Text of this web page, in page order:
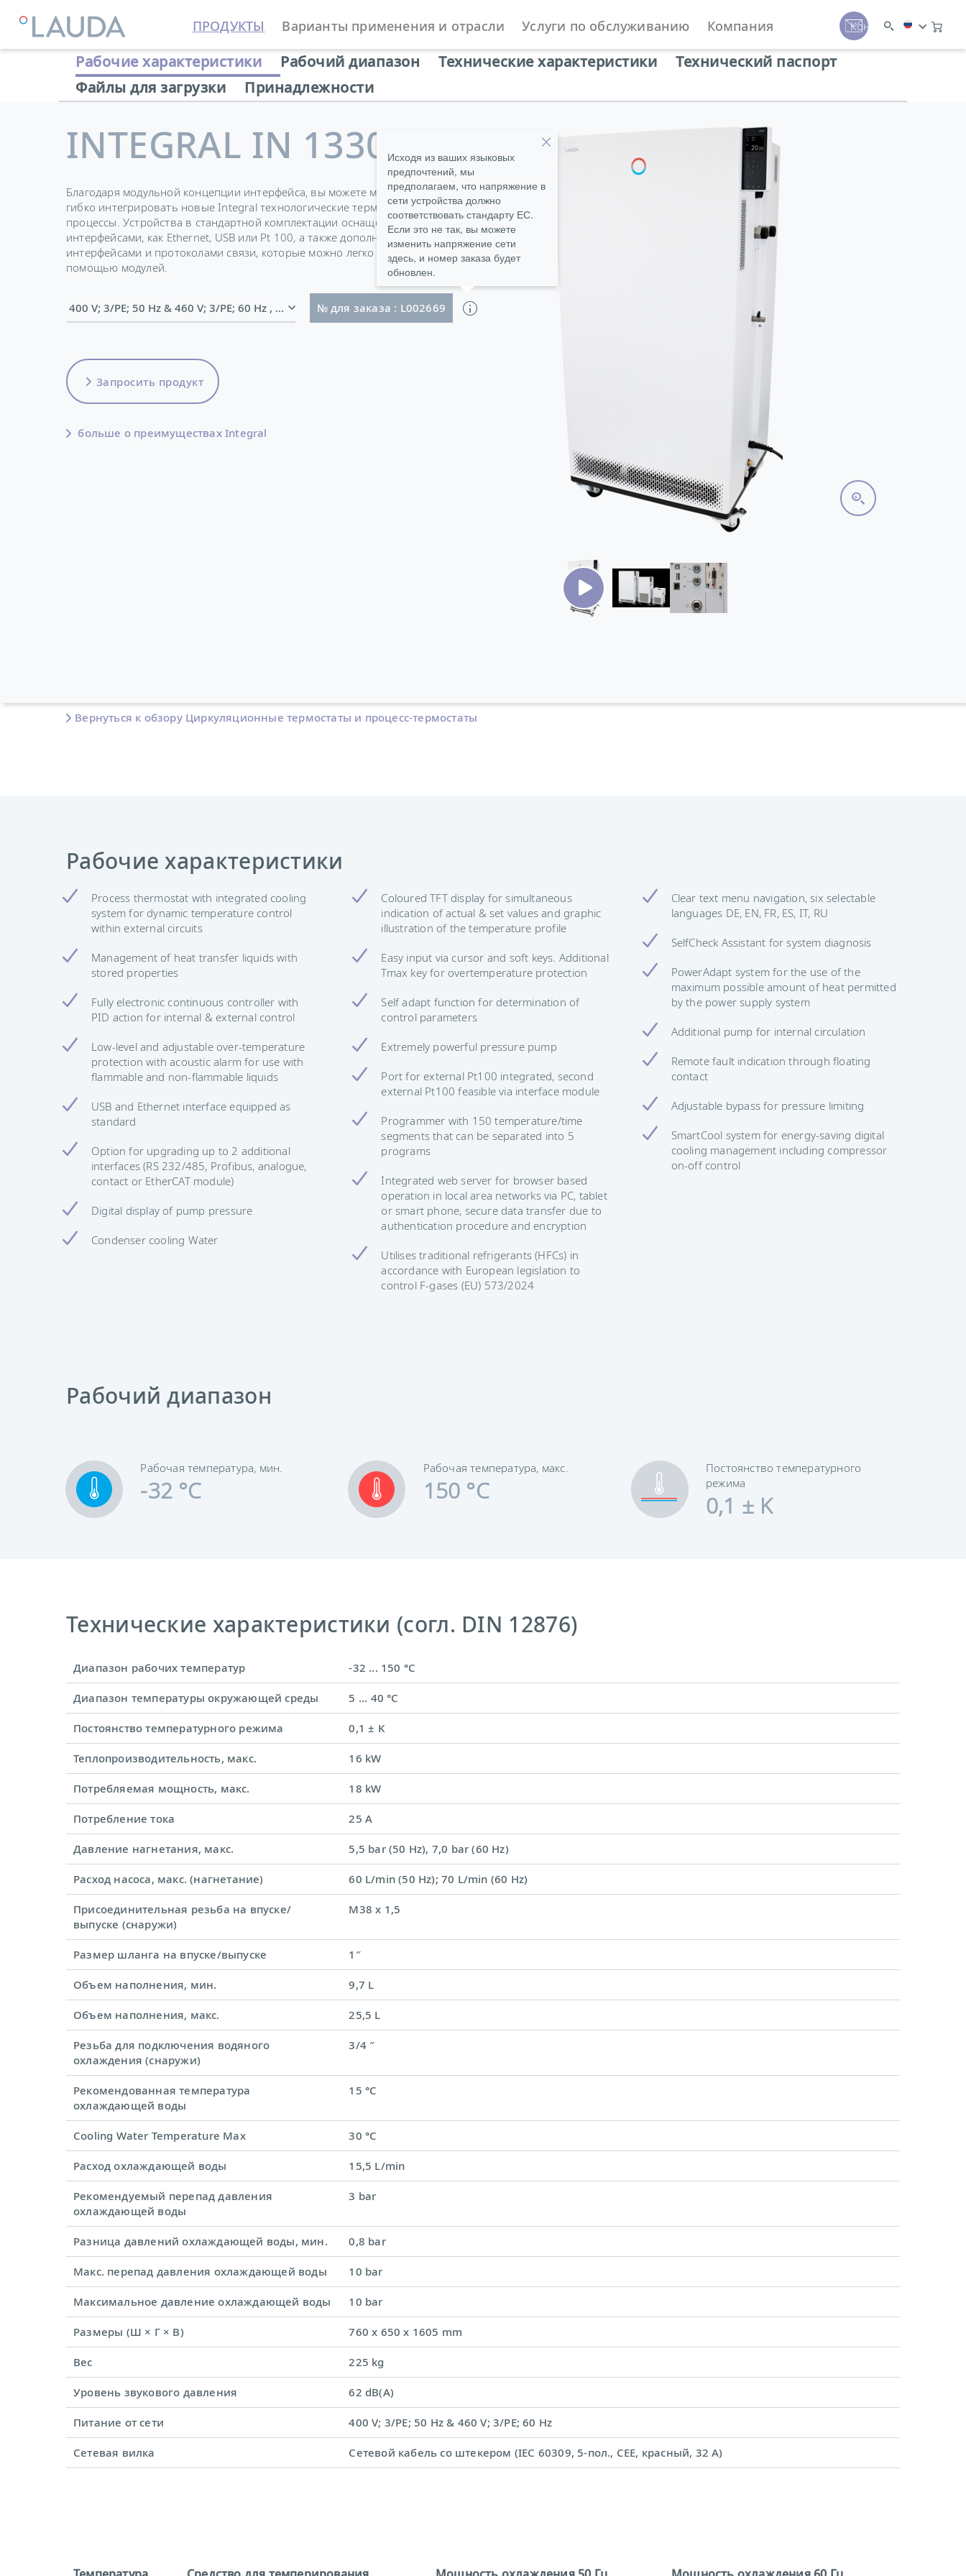
ПРОДУКТЫ Варианты применения и отрасли Услуги по обслуживанию Компания Контакты
LAUDA Термостатирующие устройства Термостаты Циркуляционные и процесс-термостаты Новое поколение Integral T
INTEGRAL IN 1330 TW
Благодаря модульной концепции интерфейса, вы можете максимально
гибко интегрировать новые Integral технологические термостаты в ваши
процессы. Устройства в стандартной комплектации оснащены такими
интерфейсами, как Ethernet, USB или Pt 100, а также дополнительными
интерфейсами и протоколами связи, которые можно легко добавить с
помощью модулей.
400 V; 3/PE; 50 Hz & 460 V; 3/PE; 60 Hz , Сетевой кабель со штекером (IEC 60309, 5-пол., CEE, красный, 32 A)
№ для заказа : L002669
Исходя из ваших языковых
предпочтений, мы
предполагаем, что напряжение в
сети устройства должно
соответствовать стандарту ЕС.
Если это не так, вы можете
изменить напряжение сети
здесь, и номер заказа будет
обновлен.
Запросить продукт
больше о преимуществах Integral
Вернуться к обзору Циркуляционные термостаты и процесс-термостаты
Рабочие характеристики Рабочий диапазон Технические характеристики
Технический паспорт
Файлы для загрузки
Принадлежности
Рабочие характеристики
Process thermostat with integrated cooling
system for dynamic temperature control
within external circuits
Management of heat transfer liquids with
stored properties
Fully electronic continuous controller with
PID action for internal & external control
Low-level and adjustable over-temperature
protection with acoustic alarm for use with
flammable and non-flammable liquids
USB and Ethernet interface equipped as
standard
Option for upgrading up to 2 additional
interfaces (RS 232/485, Profibus, analogue,
contact or EtherCAT module)
Digital display of pump pressure
Condenser cooling Water
Coloured TFT display for simultaneous
indication of actual & set values and graphic
illustration of the temperature profile
Easy input via cursor and soft keys. Additional
Tmax key for overtemperature protection
Self adapt function for determination of
control parameters
Extremely powerful pressure pump
Port for external Pt100 integrated, second
external Pt100 feasible via interface module
Programmer with 150 temperature/time
segments that can be separated into 5
programs
Integrated web server for browser based
operation in local area networks via PC, tablet
or smart phone, secure data transfer due to
authentication procedure and encryption
Utilises traditional refrigerants (HFCs) in
accordance with European legislation to
control F-gases (EU) 573/2024
Clear text menu navigation, six selectable
languages DE, EN, FR, ES, IT, RU
SelfCheck Assistant for system diagnosis
PowerAdapt system for the use of the
maximum possible amount of heat permitted
by the power supply system
Additional pump for internal circulation
Remote fault indication through floating
contact
Adjustable bypass for pressure limiting
SmartCool system for energy-saving digital
cooling management including compressor
on-off control
Рабочий диапазон
Рабочая температура, мин.
-32 °C
Рабочая температура, макс.
150 °C
Постоянство температурного
режима
0,1 ± K
Технические характеристики (согл. DIN 12876)
Диапазон рабочих температур -32 ... 150 °C
Диапазон температуры окружающей среды 5 ... 40 °C
Постоянство температурного режима 0,1 ± K
Теплопроизводительность, макс. 16 kW
Потребляемая мощность, макс. 18 kW
Потребление тока 25 A
Давление нагнетания, макс. 5,5 bar (50 Hz), 7,0 bar (60 Hz)
Расход насоса, макс. (нагнетание) 60 L/min (50 Hz); 70 L/min (60 Hz)
Присоединительная резьба на впуске/
выпуске (снаружи)
M38 x 1,5
Размер шланга на впуске/выпуске 1″
Объем наполнения, мин. 9,7 L
Объем наполнения, макс. 25,5 L
Резьба для подключения водяного
охлаждения (снаружи)
3/4 ″
Рекомендованная температура
охлаждающей воды
15 °C
Cooling Water Temperature Max 30 °C
Расход охлаждающей воды 15,5 L/min
Рекомендуемый перепад давления
охлаждающей воды
3 bar
Разница давлений охлаждающей воды, мин. 0,8 bar
Макс. перепад давления охлаждающей воды 10 bar
Максимальное давление охлаждающей воды 10 bar
Размеры (Ш × Г × В) 760 x 650 x 1605 mm
Вес 225 kg
Уровень звукового давления 62 dB(A)
Питание от сети 400 V; 3/PE; 50 Hz & 460 V; 3/PE; 60 Hz
Сетевая вилка Сетевой кабель со штекером (IEC 60309, 5-пол., CEE, красный, 32 A)